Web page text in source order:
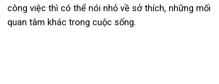
công việc thì có thể nói nhỏ về sở thích, những mối
quan tâm khác trong cuộc sống.